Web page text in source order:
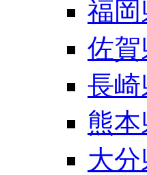
福岡
佐賀
長崎
熊本
大分